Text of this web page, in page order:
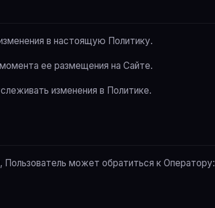
в настоящую Политику.
ее размещения на Сайте.
изменения в Политике.
может обратиться к Оператору: